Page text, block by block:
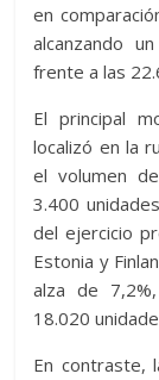
en
alcanzando
frente a las
El principal
localizó en la
el volumen
3.400
del ejercicio
Estonia y
alza de
18.020
En contraste,